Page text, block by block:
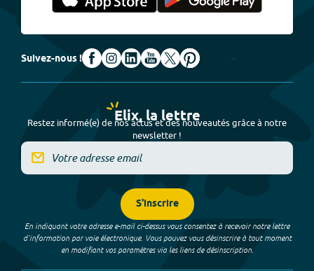
Suivez-nous !
Elix, la lettre
Restez informé(e) de nos actus et des nouveautés grâce à notre
newsletter !
S'inscrire
En indiquant votre adresse e-mail ci-dessus vous consentez à recevoir notre lettre
d’information par voie électronique. Vous pouvez vous désinscrire à tout moment
en modifiant vos paramètres via les liens de désinscription.